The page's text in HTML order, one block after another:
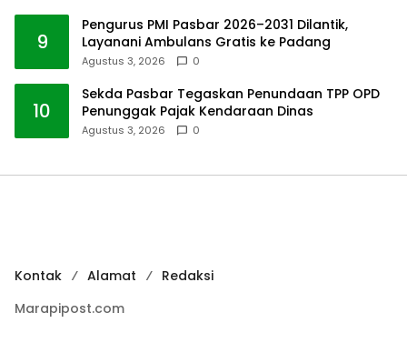
9
Pengurus PMI Pasbar 2026–2031 Dilantik,
Layanani Ambulans Gratis ke Padang
Agustus 3, 2026 0
10
Sekda Pasbar Tegaskan Penundaan TPP OPD
Penunggak Pajak Kendaraan Dinas
Agustus 3, 2026 0
Kontak Alamat
Redaksi
Marapipost.com